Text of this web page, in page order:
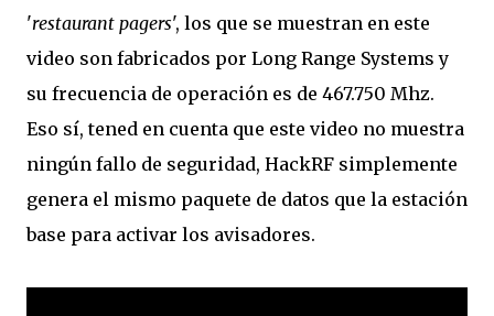
'restaurant pagers', los que se muestran en este
video son fabricados por Long Range Systems y
su frecuencia de operación es de 467.750 Mhz.
Eso sí, tened en cuenta que este video no muestra
ningún fallo de seguridad, HackRF simplemente
genera el mismo paquete de datos que la estación
base para activar los avisadores.